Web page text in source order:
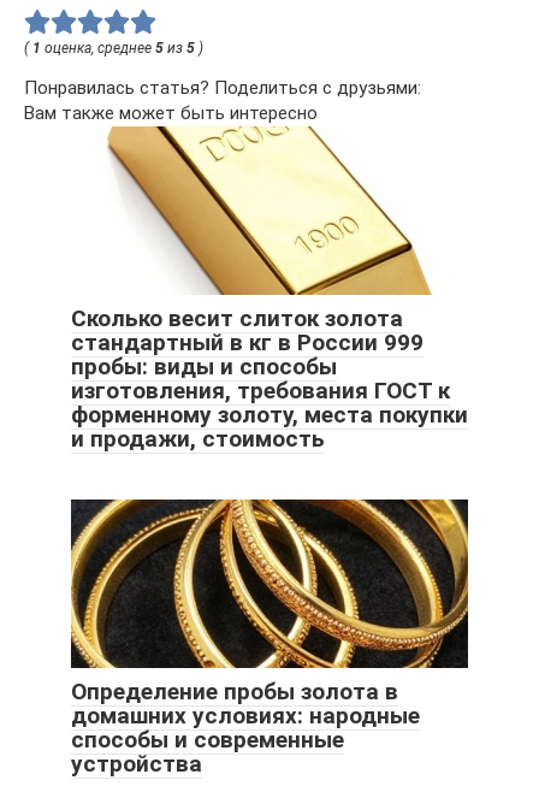
( 1 оценка, среднее 5 из 5 )
Понравилась статья? Поделиться с друзьями:
Вам также может быть интересно
Сколько весит слиток золота
стандартный в кг в России 999
пробы: виды и способы
изготовления, требования ГОСТ к
форменному золоту, места покупки
и продажи, стоимость
Определение пробы золота в
домашних условиях: народные
способы и современные
устройства